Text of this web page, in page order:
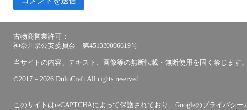
古物商営業許可：
神奈川県公安委員会 第451330006619号
当サイトの内容、テキスト、画像等の無断転載・無断使用を固く禁じます。
©︎2017 – 2026 DulciCraft All rights reserved
このサイトはreCAPTCHAによって保護されており、Googleのプライバシー